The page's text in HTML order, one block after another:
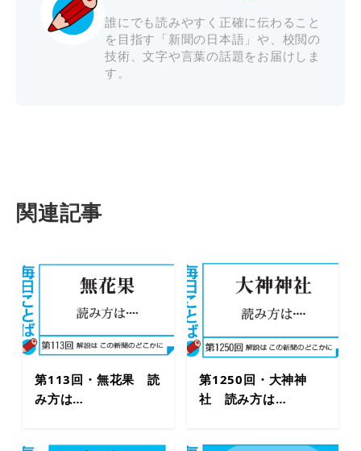
誰にでも読みやすく正確に伝わること
を目指す「新聞の日本語」や、校閲の
技術、文字や言葉の話題をお届けしま
す。
関連記事
第113回・無花果 読
み方は…
第1250回・大神神
社 読み方は…